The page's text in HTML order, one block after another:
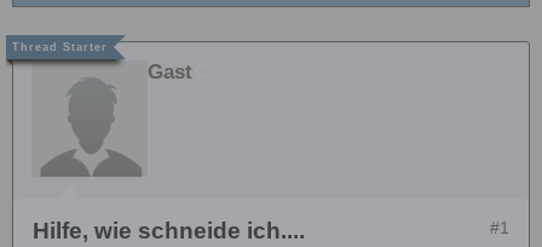
Gast
#1
Hilfe, wie schneide ich....